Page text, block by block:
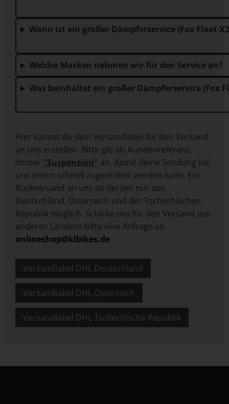
Wann ist ein großer
Welche Marken
Was beinhaltet ein großer
Hier kannst du dein Versandlabel für den Versand
an uns erstellen. Bitte gib als Kundenreferenz
immer "Suspension" an, damit deine Sendung bei
uns intern schnell zugeordnet werden kann. Ein
Rückversand an uns ist derzeit nur aus
Deutschland, Österreich und der Tschechischen
Republik möglich. Schicke uns für den Versand aus
anderen Ländern bitte eine Anfrage an
onlineshop@klbikes.de
Versandlabel DHL Deutschland
Versandlabel DHL Österreich
Versandlabel DHL Tschechische Republik